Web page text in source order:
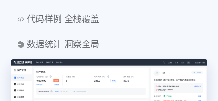
代码样例 全栈覆盖
数据统计 洞察全局